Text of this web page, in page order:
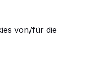
von/für die